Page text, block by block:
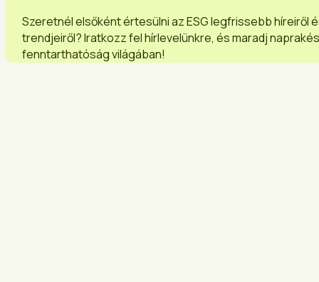
Szeretnél elsőként értesülni az ESG legfrissebb híreiről
trendjeiről? Iratkozz fel hírlevelünkre, és maradj
fenntarthatóság világában!